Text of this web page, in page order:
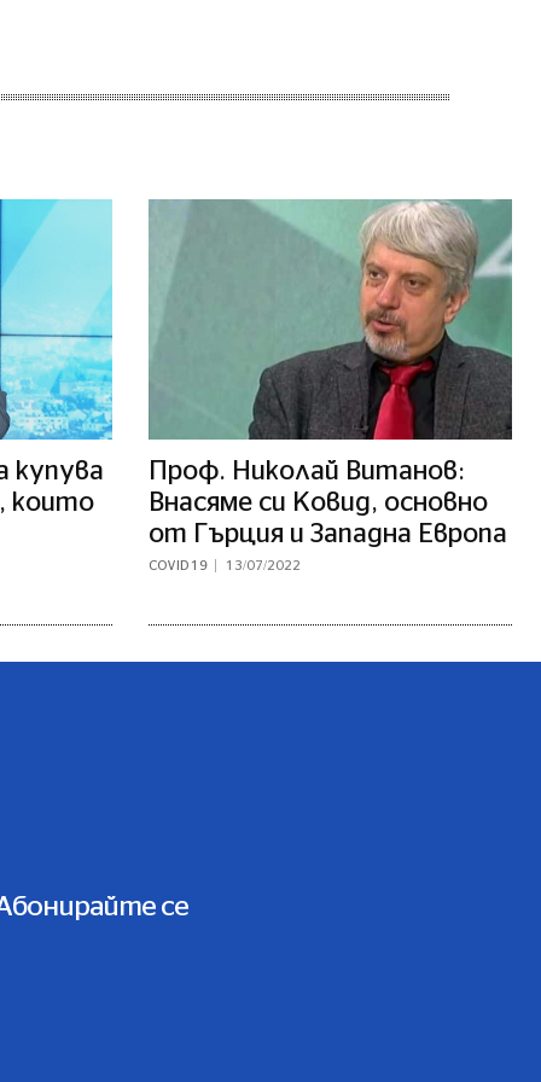
купува
които
Проф. Николай Витанов:
Внасяме си Ковид, основно
от Гърция и Западна Европа
COVID 19 13/07/2022
се